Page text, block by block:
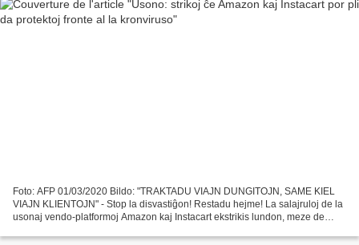
Foto: AFP 01/03/2020 Bildo: "TRAKTADU VIAJN DUNGITOJN, SAME KIEL
VIAJN KLIENTOJN" - Stop la disvastiĝon! Restadu hejme! La salajruloj de la
usonaj vendo-platformoj Amazon kaj Instacart ekstrikis lundon, meze de